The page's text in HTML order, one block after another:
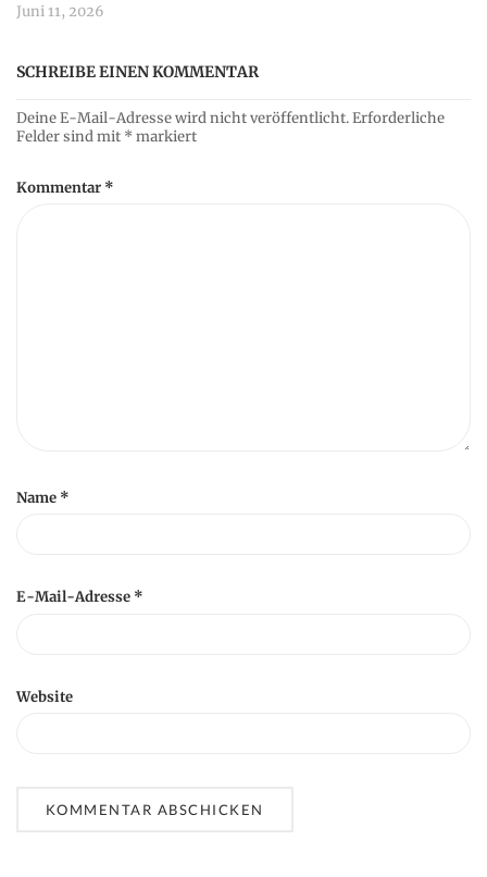
Juni 11, 2026
SCHREIBE EINEN KOMMENTAR
Deine E-Mail-Adresse wird nicht veröffentlicht.Erforderliche
Felder sind mit * markiert
Kommentar *
Name *
E-Mail-Adresse *
Website